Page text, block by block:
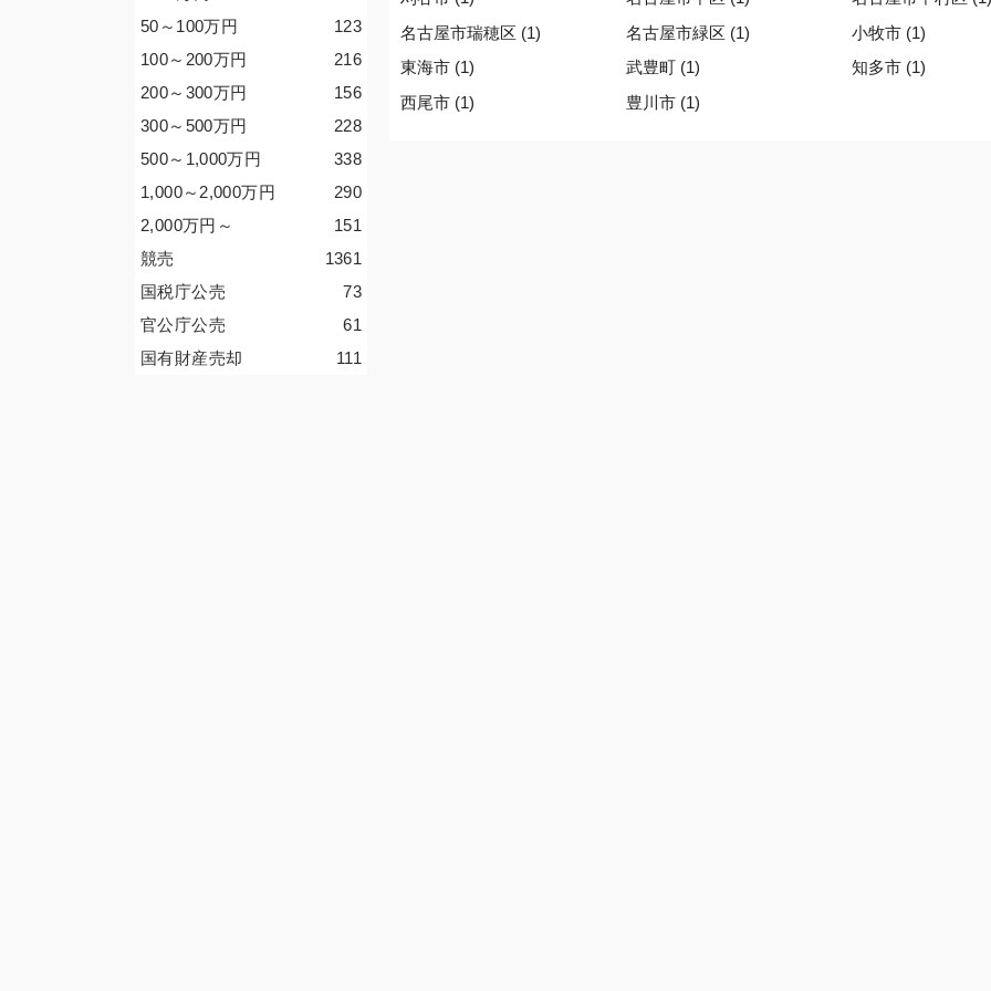
名古屋市瑞穂区 (1)
名古屋市緑区 (1)
小牧市 (1)
東海市 (1)
武豊町 (1)
知多市 (1)
西尾市 (1)
豊川市 (1)
123
50～100万円
216
100～200万円
156
200～300万円
228
300～500万円
338
500～1,000万円
290
1,000～2,000万円
151
2,000万円 ～
1361
競売
73
国税庁公売
61
官公庁公売
111
国有財産売却